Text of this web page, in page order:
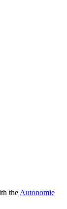
the Autonomie